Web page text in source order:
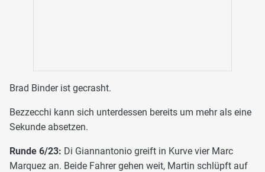
Brad Binder ist gecrasht.
Bezzecchi kann sich unterdessen bereits um mehr als eine
Sekunde absetzen.
Runde 6/23: Di Giannantonio greift in Kurve vier Marc
Marquez an. Beide Fahrer gehen weit, Martin schlüpft auf